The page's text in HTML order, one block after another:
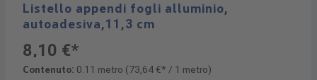
Listello appendi fogli alluminio,
autoadesiva,11,3 cm
8,10 €*
Contenuto: 0.11 metro (73,64 €* / 1 metro)